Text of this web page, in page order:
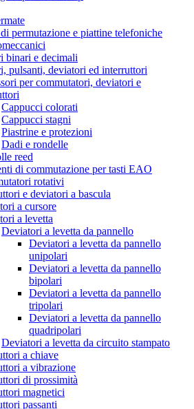
permutazione e piattine telefoniche
binari e decimali
pulsanti, deviatori ed interruttori
per commutatori, deviatori e
Cappucci colorati
Cappucci stagni
Piastrine e protezioni
Dadi e rondelle
reed
di commutazione per tasti EAO
rotativi
e deviatori a bascula
a cursore
a levetta
Deviatori a levetta da pannello
Deviatori a levetta da pannello
unipolari
Deviatori a levetta da pannello
bipolari
Deviatori a levetta da pannello
tripolari
Deviatori a levetta da pannello
quadripolari
Deviatori a levetta da circuito stampato
a chiave
a vibrazione
di prossimità
magnetici
passanti